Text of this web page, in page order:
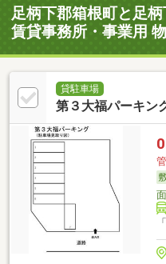
足柄下郡箱根町と足
賃貸事務所・事業用
貸駐車場
第３大福パーキン